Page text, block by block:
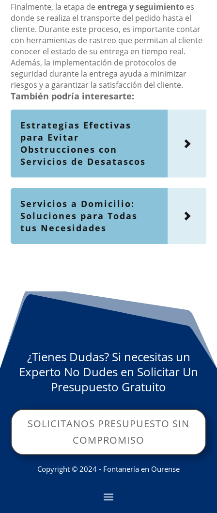
Finalmente, la etapa deentrega y seguimiento es
donde se realiza el transporte del pedido hasta el
cliente. Durante este proceso, es importante contar
con herramientas de rastreo que permitan al cliente
conocer el estado de su entrega en tiempo real.
Además, la implementación de protocolos de
seguridad durante la entrega ayuda a minimizar
riesgos y a garantizar la satisfacción del cliente.
También podría interesarte:
Estrategias Efectivas
para Evitar
Obstrucciones con
Servicios de Desatascos
Servicios a Domicilio:
Soluciones para Todas
tus Necesidades
¿Tienes Dudas? Si necesitas un
Experto No Dudes en Solicitar Un
Presupuesto Gratuito
SOLICITANOS PRESUPUESTO SIN
COMPROMISO
Copyright © 2024 - Fontanería en Ourense